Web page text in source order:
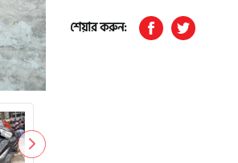
শেয়ার করুন: